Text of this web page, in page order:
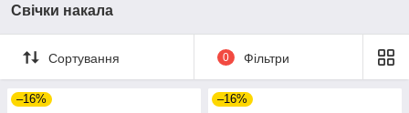
Свічки накала
Сортування 0 Фільтри
–16% –16%